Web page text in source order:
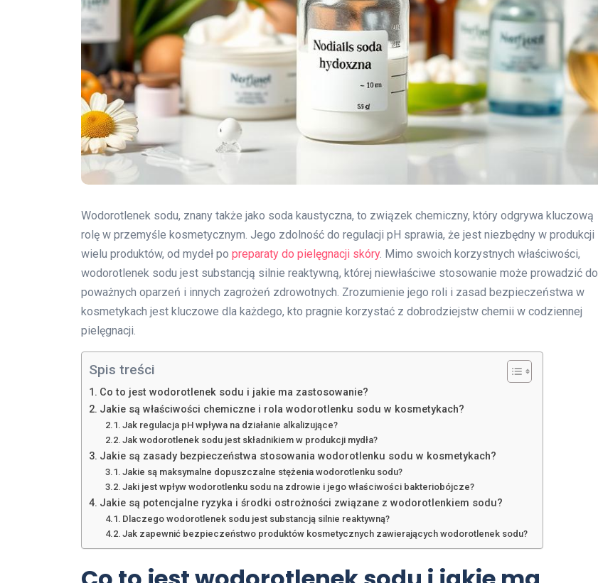
Wodorotlenek sodu, znany także jako soda kaustyczna, to związek chemiczny, który odgrywa kluczową
rolę w przemyśle kosmetycznym. Jego zdolność do regulacji pH sprawia, że jest niezbędny w produkcji
wielu produktów, od mydeł po preparaty do pielęgnacji skóry. Mimo swoich korzystnych właściwości,
wodorotlenek sodu jest substancją silnie reaktywną, której niewłaściwe stosowanie może prowadzić do
poważnych oparzeń i innych zagrożeń zdrowotnych. Zrozumienie jego roli i zasad bezpieczeństwa w
kosmetykach jest kluczowe dla każdego, kto pragnie korzystać z dobrodziejstw chemii w codziennej
pielęgnacji.
Spis treści
Co to jest wodorotlenek sodu i jakie ma zastosowanie?
Jakie są właściwości chemiczne i rola wodorotlenku sodu w kosmetykach?
Jak regulacja pH wpływa na działanie alkalizujące?
Jak wodorotlenek sodu jest składnikiem w produkcji mydła?
Jakie są zasady bezpieczeństwa stosowania wodorotlenku sodu w kosmetykach?
Jakie są maksymalne dopuszczalne stężenia wodorotlenku sodu?
Jaki jest wpływ wodorotlenku sodu na zdrowie i jego właściwości bakteriobójcze?
Jakie są potencjalne ryzyka i środki ostrożności związane z wodorotlenkiem sodu?
Dlaczego wodorotlenek sodu jest substancją silnie reaktywną?
Jak zapewnić bezpieczeństwo produktów kosmetycznych zawierających wodorotlenek sodu?